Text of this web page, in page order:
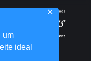
um
ideal
✕